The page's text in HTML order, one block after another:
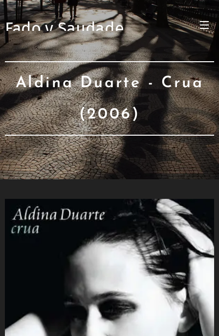
Fado y Saudade
Aldina Duarte - Crua
(2006)